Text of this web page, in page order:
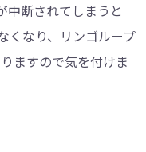
中断されてしまうと
くなり、リンゴループ
ますので気を付けま